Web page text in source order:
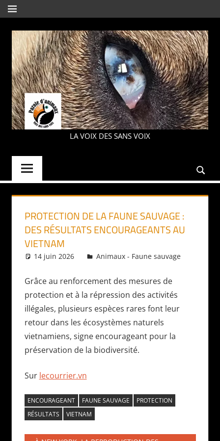
Aller
au
contenu
MENU
PAROLE
LA VOIX DES SANS VOIX
PROTECTION DE LA FAUNE SAUVAGE :
DES RÉSULTATS ENCOURAGEANTS AU
VIETNAM
14 juin 2026 Daniel
Animaux - Faune sauvage
Grâce au renforcement des mesures de
protection et à la répression des activités
illégales, plusieurs espèces rares font leur
retour dans les écosystèmes naturels
vietnamiens, signe encourageant pour la
préservation de la biodiversité.
Sur lecourrier.vn
ENCOURAGEANT FAUNE SAUVAGE
PROTECTION
RÉSULTATS
VIETNAM